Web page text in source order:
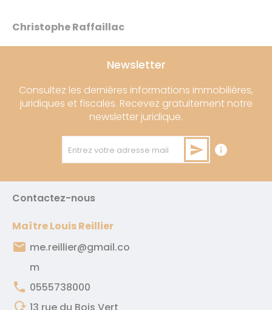
Christophe Raffaillac
Newsletter
Consultez les dernières informations immobilières,
juridiques et fiscales. Recevez gratuitement notre
newsletter juridique.
info
Entrez votre adresse mail send
Contactez-nous
Maître Louis Reillier
email me.reillier@gmail.co
m
phone 0555738000
mode_of_travel